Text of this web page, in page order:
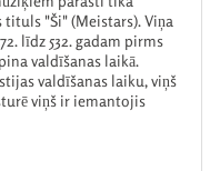
tituls "Ši" (Meistars). Viņa
līdz 532. gadam pirms
valdīšanas laikā.
valdīšanas laiku, viņš
viņš ir iemantojis